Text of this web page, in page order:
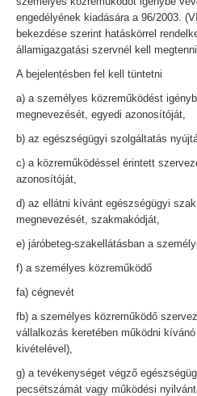
engedélyének kiadására a 96/2003.
bekezdése szerint hatáskörrel
államigazgatási szervnél kell
A bejelentésben fel kell tüntetni
a) a személyes közreműködést
megnevezését, egyedi azonosítóját,
b) az egészségügyi szolgáltatás
c) a közreműködéssel érintett
azonosítóját,
d) az ellátni kívánt egészségügyi
megnevezését, szakmakódját,
e) járóbeteg-szakellátásban a
f) a személyes közreműködő
fa) cégnevét
fb) a személyes közreműködő
vállalkozás keretében működni
kivételével),
g) a tevékenységet végző
pecsétszámát vagy működési